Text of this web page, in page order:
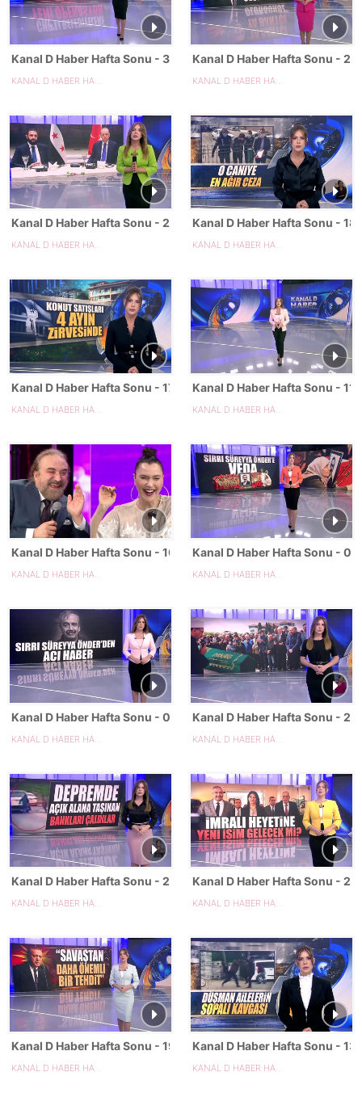
Kanal D Haber Hafta Sonu - 31.05.2025Kanal D Haber Hafta Sonu -
Kanal D Haber Hafta Sonu - 24.05.2025
KANAL D HABER HAFTA SONU
Kanal D Haber Hafta Sonu -
KANAL D HABER HAFTA SONU
Kanal D Haber Hafta Sonu - 17.05.2025
KANAL D HABER HAFTA SONU
Kanal D Haber Hafta Sonu -
KANAL D HABER HAFTA SONU
Kanal D Haber Hafta Sonu - 10.05.2025
KANAL D HABER HAFTA SONU
Kanal D Haber Hafta Sonu -
KANAL D HABER HAFTA SONU
Kanal D Haber Hafta Sonu - 03.05.2025Kanal D Haber Hafta Sonu -
Kanal D Haber Hafta Sonu - 26.04.2025
KANAL D HABER HAFTA SONU
Kanal D Haber Hafta Sonu -
KANAL D HABER HAFTA SONU
Kanal D Haber Hafta Sonu - 19.04.2025
KANAL D HABER HAFTA SONU
Kanal D Haber Hafta Sonu -
KANAL D HABER HAFTA SONU